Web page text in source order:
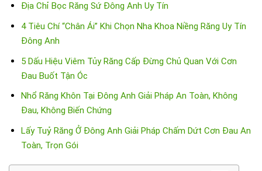
Địa Chỉ Bọc Răng Sứ Đông Anh Uy Tín
4 Tiêu Chí “Chân Ái” Khi Chọn Nha Khoa Niềng Răng Uy Tín
Đông Anh
5 Dấu Hiệu Viêm Tủy Răng Cấp Đừng Chủ Quan Với Cơn
Đau Buốt Tận Óc
Nhổ Răng Khôn Tại Đông Anh Giải Pháp An Toàn, Không
Đau, Không Biến Chứng
Lấy Tuỷ Răng Ở Đông Anh Giải Pháp Chấm Dứt Cơn Đau An
Toàn, Trọn Gói